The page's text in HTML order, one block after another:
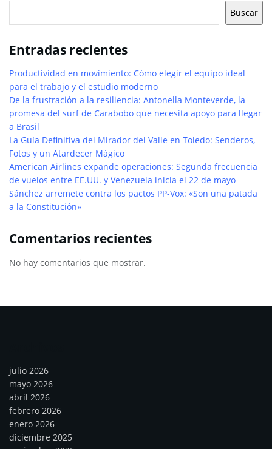
Buscar
Entradas recientes
Productividad en movimiento: Cómo elegir el equipo ideal
para el trabajo y el estudio moderno
De la frustración a la resiliencia: Antonella Monteverde, la
promesa del surf de Carabobo que necesita apoyo para llegar
a Brasil
La Guía Definitiva del Mirador del Valle en Toledo: Senderos,
Fotos y un Atardecer Mágico
American Airlines expande operaciones: Segunda frecuencia
de vuelos entre EE.UU. y Venezuela inicia el 22 de mayo
Sánchez arremete contra los pactos PP-Vox: «Son una patada
a la Constitución»
Comentarios recientes
No hay comentarios que mostrar.
julio 2026
mayo 2026
abril 2026
febrero 2026
enero 2026
diciembre 2025